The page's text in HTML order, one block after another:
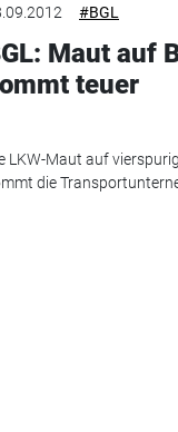
#BGL
Maut auf
teuer
LKW-Maut auf
die